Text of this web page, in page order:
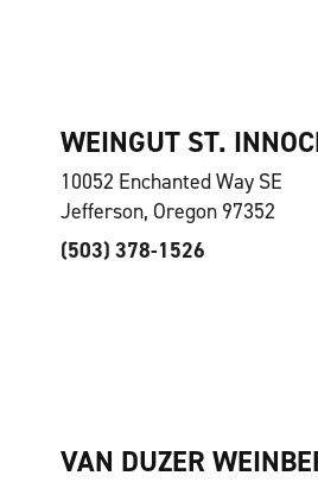
WEINGUT ST.
10052 Enchanted Way SE
Jefferson, Oregon 97352
(503) 378-1526
VAN DUZER